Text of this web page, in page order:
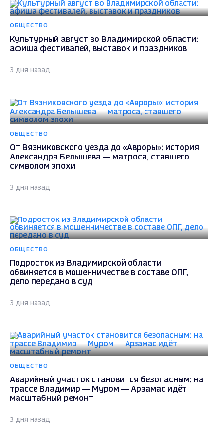
ОБЩЕСТВО
Культурный август во Владимирской области:
афиша фестивалей, выставок и праздников
3 дня назад
ОБЩЕСТВО
От Вязниковского уезда до «Авроры»: история
Александра Белышева — матроса, ставшего
символом эпохи
3 дня назад
ОБЩЕСТВО
Подросток из Владимирской области
обвиняется в мошенничестве в составе ОПГ,
дело передано в суд
3 дня назад
ОБЩЕСТВО
Аварийный участок становится безопасным: на
трассе Владимир — Муром — Арзамас идёт
масштабный ремонт
3 дня назад